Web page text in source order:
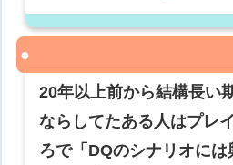
20年以上前から結構長い
ならしてたある人はプレ
ろで「DQのシナリオに